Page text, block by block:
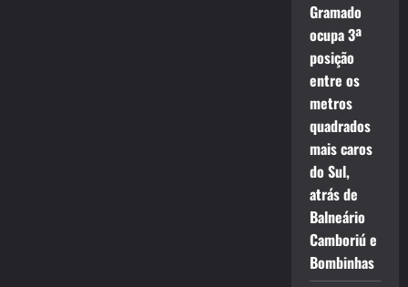
Gramado
ocupa 3ª
posição
entre os
metros
quadrados
mais caros
do Sul,
atrás de
Balneário
Camboriú e
Bombinhas